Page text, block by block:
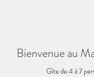
Bienvenue au
Gîte de 4 à 7